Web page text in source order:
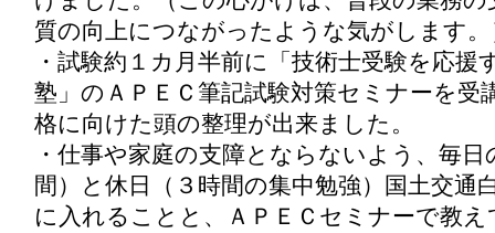
質の向上につながったような気がします。
・試験約１カ月半前に「技術士受験を応援
塾」のＡＰＥＣ筆記試験対策セミナーを受
格に向けた頭の整理が出来ました。
・仕事や家庭の支障とならないよう、毎日
間）と休日（３時間の集中勉強）国土交通
に入れることと、ＡＰＥＣセミナーで教